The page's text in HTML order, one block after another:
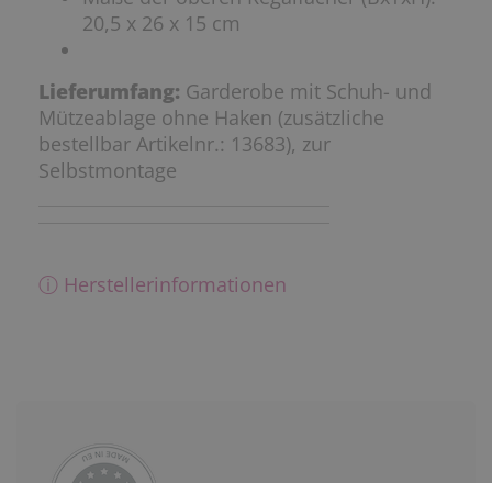
20,5 x 26 x 15 cm
Lieferumfang: Garderobe mit Schuh- und
Mützeablage ohne Haken (zusätzliche
bestellbar Artikelnr.: 13683), zur
Selbstmontage
ⓘ Herstellerinformationen